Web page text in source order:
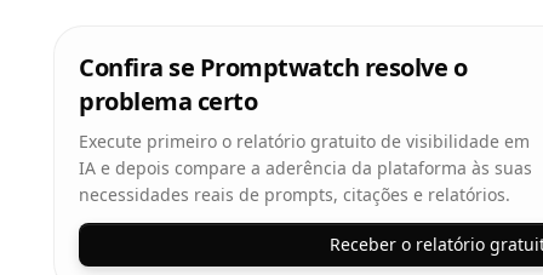
Confira se Promptwatch resolve o
problema certo
Execute primeiro o relatório gratuito de visibilidade em
IA e depois compare a aderência da plataforma às suas
necessidades reais de prompts, citações e relatórios.
Receber o relatório